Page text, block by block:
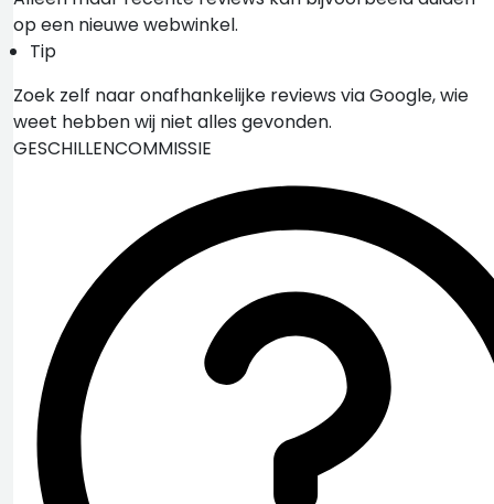
op een nieuwe webwinkel.
Tip
Zoek zelf naar onafhankelijke reviews via Google, wie
weet hebben wij niet alles gevonden.
GESCHILLENCOMMISSIE